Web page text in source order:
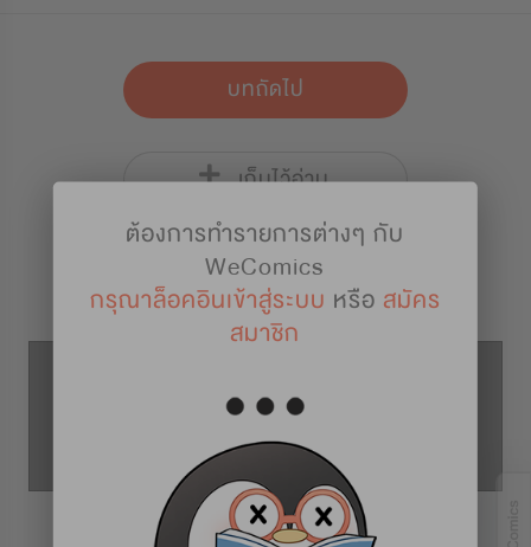
บทถัดไป
เก็บไว้อ่าน
รายละเอียดการ์ตูน
ตอนที่ 54
ต้องการทำรายการต่างๆ กับ
WeComics
กรุณาล็อคอินเข้าสู่ระบบ หรือ สมัคร
สมาชิก